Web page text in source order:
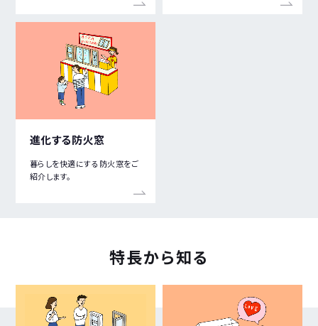
進化する防火窓
暮らしを快適にする防火窓をご
紹介します。
特長から知る